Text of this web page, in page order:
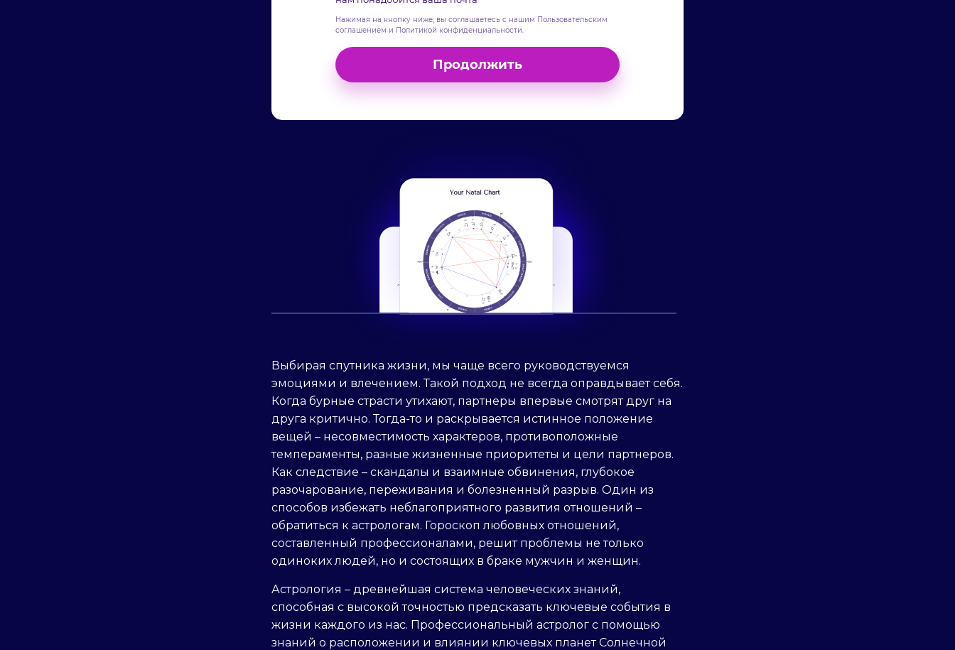
Выбирая спутника жизни, мы чаще всего руководствуемся
эмоциями и влечением. Такой подход не всегда оправдывает себя.
Когда бурные страсти утихают, партнеры впервые смотрят друг на
друга критично. Тогда-то и раскрывается истинное положение
вещей – несовместимость характеров, противоположные
темпераменты, разные жизненные приоритеты и цели партнеров.
Как следствие – скандалы и взаимные обвинения, глубокое
разочарование, переживания и болезненный разрыв. Один из
способов избежать неблагоприятного развития отношений –
обратиться к астрологам. Гороскоп любовных отношений,
составленный профессионалами, решит проблемы не только
одиноких людей, но и состоящих в браке мужчин и женщин.
Астрология – древнейшая система человеческих знаний,
способная с высокой точностью предсказать ключевые события в
жизни каждого из нас. Профессиональный астролог с помощью
знаний о расположении и влиянии ключевых планет Солнечной